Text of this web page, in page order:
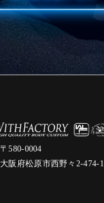
〒580-0004
大阪府松原市西野々2-474-1